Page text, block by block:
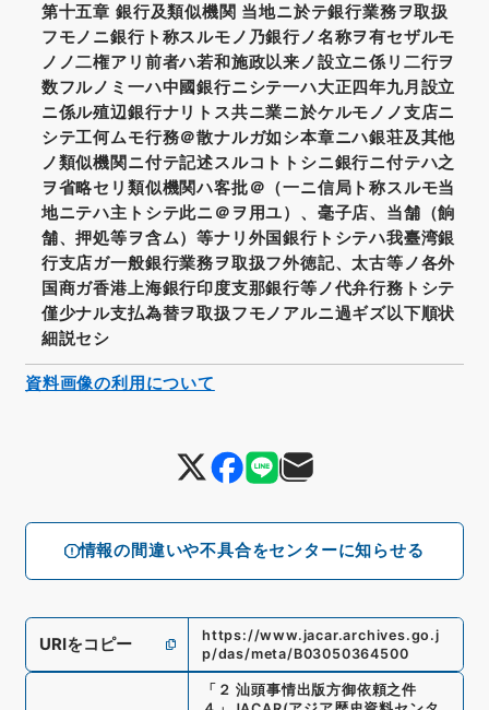
情報の間違いや不具合をセンターに知らせる
第十五章 銀行及類似機関 当地ニ於テ銀行業務ヲ取扱
フモノニ銀行ト称スルモノ乃銀行ノ名称ヲ有セザルモ
ノノ二権アリ前者ハ若和施政以来ノ設立ニ係リ二行ヲ
数フルノミ一ハ中國銀行ニシテ一ハ大正四年九月設立
ニ係ル殖辺銀行ナリトス共ニ業ニ於ケルモノノ支店ニ
シテ工何ムモ行務＠散ナルガ如シ本章ニハ銀荘及其他
ノ類似機関ニ付テ記述スルコトトシニ銀行ニ付テハ之
ヲ省略セリ類似機関ハ客批＠（一ニ信局ト称スルモ当
地ニテハ主トシテ此ニ＠ヲ用ユ）、毫子店、当舗（餉
舗、押処等ヲ含ム）等ナリ外国銀行トシテハ我臺湾銀
行支店ガ一般銀行業務ヲ取扱フ外徳記、太古等ノ各外
国商ガ香港上海銀行印度支那銀行等ノ代弁行務トシテ
僅少ナル支払為替ヲ取扱フモノアルニ過ギズ以下順状
細説セシ
URIをコピー
https://www.jacar.archives.go.j
p/das/meta/B03050364500
「 ２ 汕頭事情出版方御依頼之件
資料画像の利用について